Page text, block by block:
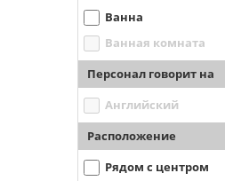
Ванна
Ванная комната
Персонал говорит на
Английский
Расположение
Рядом с центром